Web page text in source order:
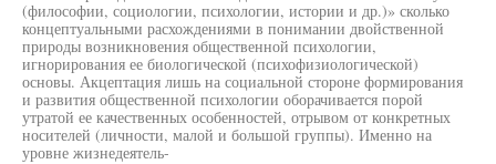
(философии, социологии, психологии, истории и др.)» сколько
концептуальными расхождениями в понимании двойственной
природы возникновения общественной психологии,
игнорирования ее биологической (психофизиологической)
основы. Акцептация лишь на социальной стороне формирования
и развития общественной психологии оборачивается порой
утратой ее качественных особенностей, отрывом от конкретных
носителей (личности, малой и большой группы). Именно на
уровне жизнедеятель-